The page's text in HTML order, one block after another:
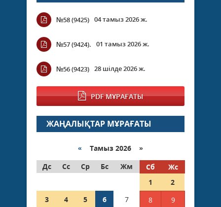
№58 (9425) 04 тамыз 2026 ж.
№57 (9424). 01 тамыз 2026 ж.
№56 (9423) 28 шілде 2026 ж.
PDF МҰРАҒАТЫ
ЖАҢАЛЫҚТАР МҰРАҒАТЫ
« Тамыз 2026 »
Дс
Сс Ср Бс Жм Сб
Жс
1
2
3
4 5 6 7 8
9